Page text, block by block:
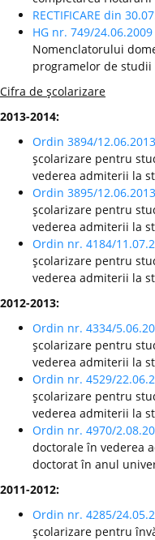
RECTIFICARE din
HG nr. 749/24.06.2009
Nomenclatorului
programelor de
Cifra de şcolarizare
2013-2014:
Ordin 3894/12.06.2013
şcolarizare pentru
vederea admiterii la
Ordin 3895/12.06.2013
şcolarizare pentru
vederea admiterii la
Ordin nr. 4184/
şcolarizare pentru
vederea admiterii la
2012-2013:
Ordin nr. 4334/
şcolarizare pentru
vederea admiterii la
Ordin nr. 4529/
şcolarizare pentru
vederea admiterii la
Ordin nr. 4970/
doctorale în vederea
doctorat în anul
2011-2012:
Ordin nr. 4285/
şcolarizare pentru